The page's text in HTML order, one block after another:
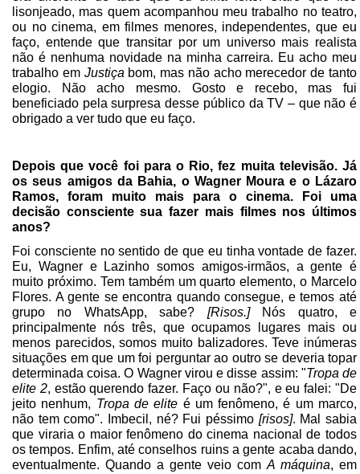
lisonjeado, mas quem acompanhou meu trabalho no teatro,
ou no cinema, em filmes menores, independentes, que eu
faço, entende que transitar por um universo mais realista
não é nenhuma novidade na minha carreira. Eu acho meu
trabalho em Justiça bom, mas não acho merecedor de tanto
elogio. Não acho mesmo. Gosto e recebo, mas fui
beneficiado pela surpresa desse público da TV – que não é
obrigado a ver tudo que eu faço.
Depois que você foi para o Rio, fez muita televisão. Já
os seus amigos da Bahia, o Wagner Moura e o Lázaro
Ramos, foram muito mais para o cinema. Foi uma
decisão consciente sua fazer mais filmes nos últimos
anos?
Foi consciente no sentido de que eu tinha vontade de fazer.
Eu, Wagner e Lazinho somos amigos-irmãos, a gente é
muito próximo. Tem também um quarto elemento, o Marcelo
Flores. A gente se encontra quando consegue, e temos até
grupo no WhatsApp, sabe? [Risos.]Nós quatro, e
principalmente nós três, que ocupamos lugares mais ou
menos parecidos, somos muito balizadores. Teve inúmeras
situações em que um foi perguntar ao outro se deveria topar
determinada coisa. O Wagner virou e disse assim: "Tropa de
elite 2, estão querendo fazer. Faço ou não?", e eu falei: "De
jeito nenhum, Tropa de elite é um fenômeno, é um marco,
não tem como". Imbecil, né? Fui péssimo [risos]. Mal sabia
que viraria o maior fenômeno do cinema nacional de todos
os tempos. Enfim, até conselhos ruins a gente acaba dando,
eventualmente. Quando a gente veio com A máquina, em